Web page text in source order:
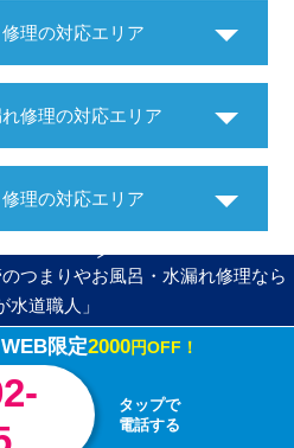
理の対応エリア
修理の対応エリア
理の対応エリア
つまりやお風呂・水漏れ修理なら
水道職人」
©さが水道職人. All Rights Reserved.
WEB限定2000円OFF！
タップで
電話する